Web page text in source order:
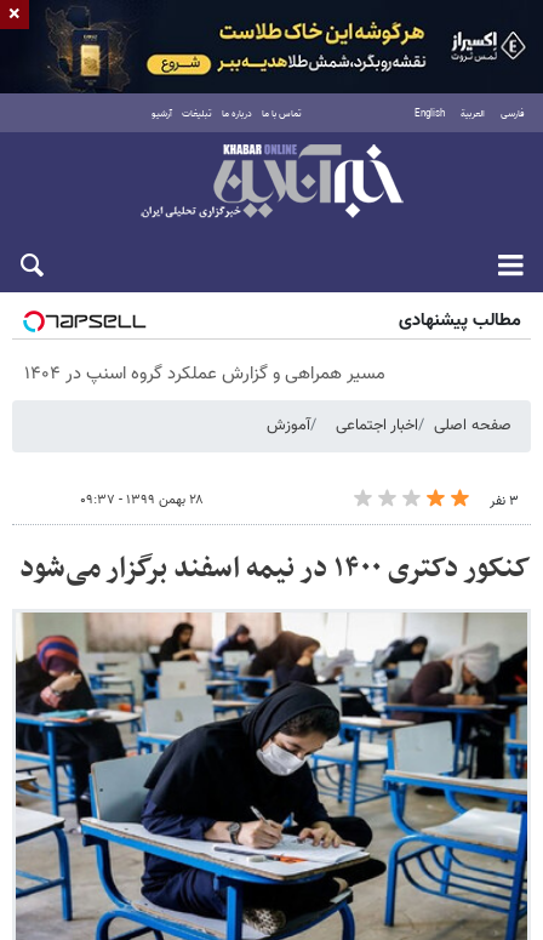
فارسی العربية English تماس با ما درباره ما تبلیغات آرشیو
شنبه ۱۷ مرداد ۱۴۰۵
مطالب پیشنهادی
مسیر همراهی و گزارش عملکرد گروه اسنپ در ۱۴۰۴
صفحه اصلی اخبار اجتماعی آموزش
۳ نفر ۲۸ بهمن ۱۳۹۹ - ۰۹:۳۷
کنکور دکتری ۱۴۰۰ در نیمه اسفند برگزار می‌شود
×